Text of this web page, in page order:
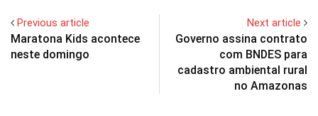
Previous article
Maratona Kids acontece
neste domingo
Next article
Governo assina contrato
com BNDES para
cadastro ambiental rural
no Amazonas